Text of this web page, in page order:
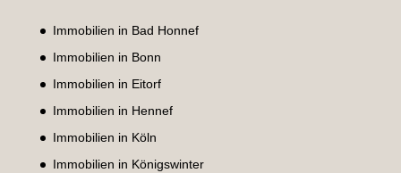
Immobilien in Bad Honnef
Immobilien in Bonn
Immobilien in Eitorf
Immobilien in Hennef
Immobilien in Köln
Immobilien in Königswinter